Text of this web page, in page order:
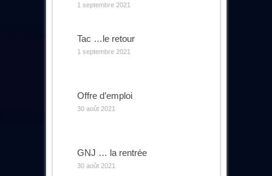
1 septembre 2021
Tac …le retour
1 septembre 2021
Offre d’emploi
30 août 2021
GNJ … la rentrée
30 août 2021